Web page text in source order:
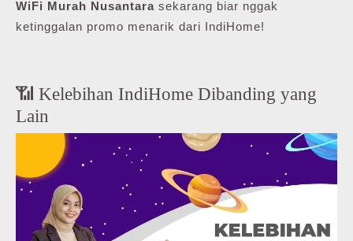
WiFi Murah Nusantara sekarang biar nggak
ketinggalan promo menarik dari IndiHome!
📶 Kelebihan IndiHome Dibanding yang
Lain